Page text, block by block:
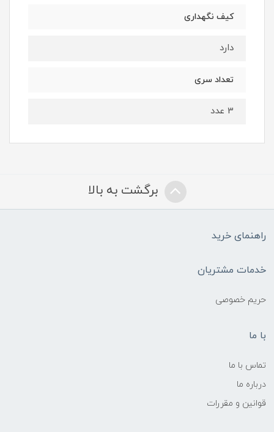
کیف نگهداری
دارد
تعداد سری
3 عدد
برگشت به بالا
راهنمای خرید
خدمات مشتریان
حریم خصوصی
با ما
تماس با ما
درباره ما
قوانین و مقررات